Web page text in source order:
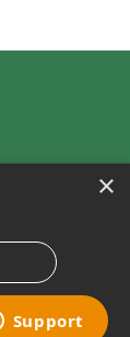
Cookies
×